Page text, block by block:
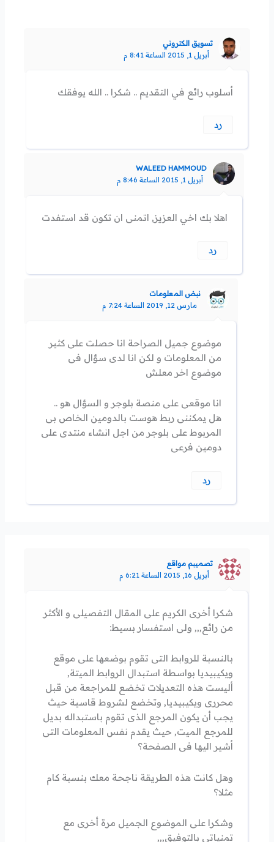
تسويق الكتروني
أبريل 1, 2015 الساعة 8:41 م
أسلوب رائع في التقديم .. شكرا .. الله يوفقك
رد
WALEED HAMMOUD
أبريل 1, 2015 الساعة 8:46 م
اهلا بك اخي العزيز, اتمنى ان تكون قد استفدت
رد
نبض المعلومات
مارس 12, 2019 الساعة 7:24 م
موضوع جميل الصراحة انا حصلت على كثير
من المعلومات و لكن انا لدى سؤال فى
موضوع اخر معلش
انا موقعى على منصة بلوجر و السؤال هو ..
هل يمكننى ربط هوست بالدومين الخاص بى
المربوط على بلوجر من اجل انشاء منتدى على
دومين فرعى
رد
تصميبم مواقع
أبريل 16, 2015 الساعة 6:21 م
شكرا أخرى الكريم على المقال التفصيلى و الأكثر
من رائع,,, ولى استفسار بسيط:
بالنسبة للروابط التى تقوم بوضعها على موقع
ويكيبيديا بواسطة استبدال الروابط الميتة,
أليست هذه التعديلات تخضع للمراجعة من قبل
محررى ويكيبيديا, وتخضع لشروط قاسية حيث
يجب أن يكون المرجع الذى تقوم باستبداله بديل
للمرجع الميت, حيث يقدم نفس المعلومات التى
أشير اليها فى الصفحة؟
وهل كانت هذه الطريقة ناجحة معك بنسبة كام
مثلا؟
وشكرا على الموضوع الجميل مرة أخرى مع
تمنياتى بالتوفيق,,,